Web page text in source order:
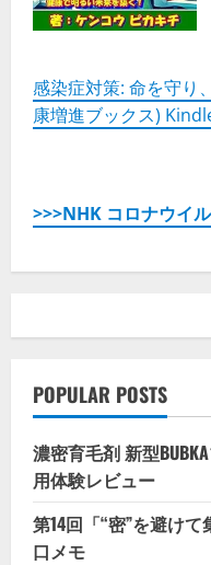
感染症対策: 命を守り
康増進ブックス)
>>>NHK コロナウイ
POPULAR POSTS
濃密育毛剤 新型
用体験レビュー
第14回「“密”を避け
口メモ